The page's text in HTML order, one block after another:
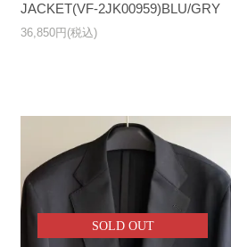
JACKET(VF-2JK00959)BLU/GRY
36,850円(税込)
SOLD OUT